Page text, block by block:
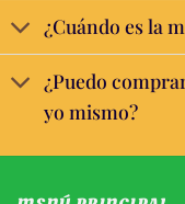
¿Cuándo es la
¿Puedo
yo mismo?